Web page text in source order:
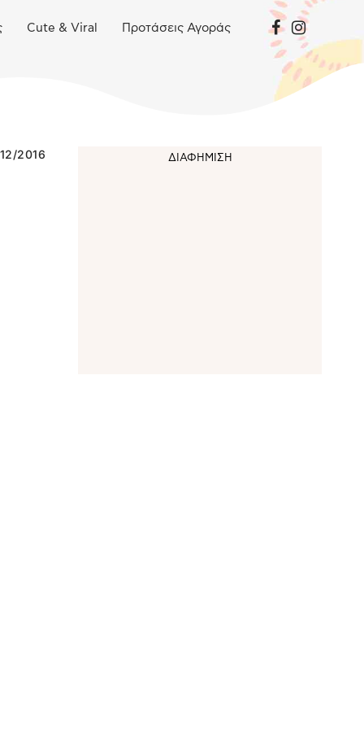
Cute & Viral Προτάσεις Αγοράς
2016